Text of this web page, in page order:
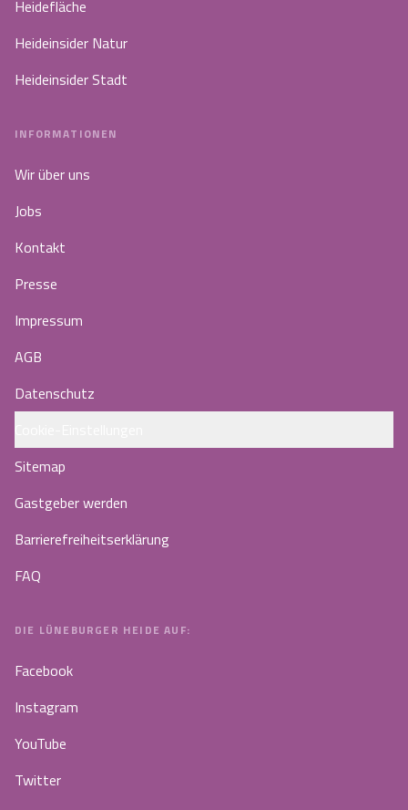
Heidefläche
Heideinsider Natur
Heideinsider Stadt
INFORMATIONEN
Wir über uns
Jobs
Kontakt
Presse
Impressum
AGB
Datenschutz
Sitemap
Gastgeber werden
Barrierefreiheitserklärung
FAQ
DIE LÜNEBURGER HEIDE AUF:
Facebook
Instagram
YouTube
Twitter